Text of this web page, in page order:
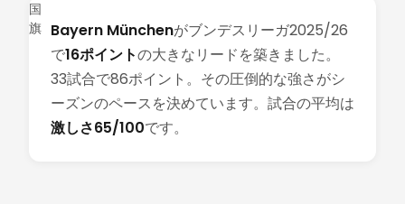
Bayern Münchenがブンデスリーガ2025/26
で16ポイントの大きなリードを築きました。
33試合で86ポイント。その圧倒的な強さがシ
ーズンのペースを決めています。試合の平均は
激しさ65/100です。